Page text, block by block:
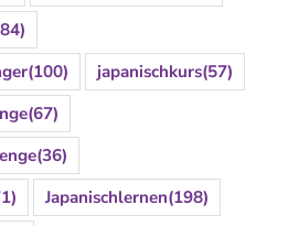
(100) japanischkurs(57)
(67)
(36)
Japanischlernen(198)